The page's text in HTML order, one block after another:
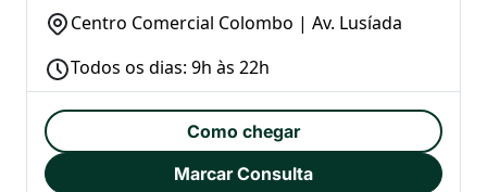
Centro Comercial Colombo | Av. Lusíada
Todos os dias: 9h às 22h
Como chegar
Marcar Consulta